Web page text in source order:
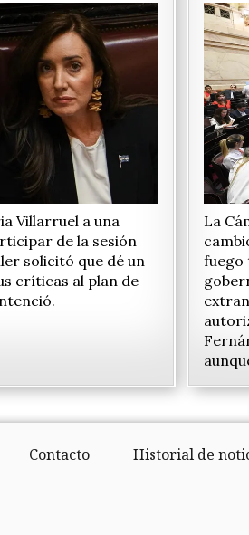
Villarruel a una
de la sesión
solicitó que dé un
críticas al plan de
La
fuego
Contacto Historial de